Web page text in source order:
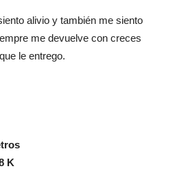
alivio y también me siento
me devuelve con creces
le entrego.
K